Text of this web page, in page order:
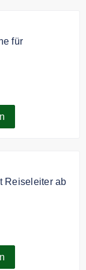
ein
in den
und
für
von
Reiseleiter ab
ab 34€